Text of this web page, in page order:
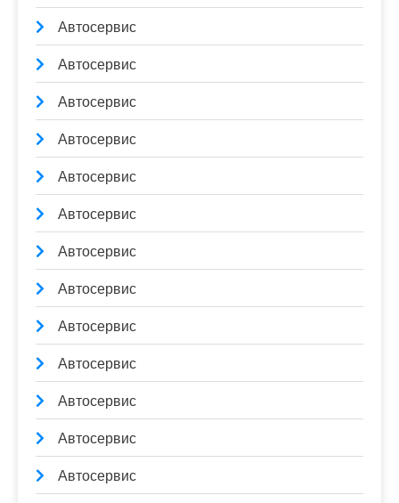
Автосервис
Автосервис
Автосервис
Автосервис
Автосервис
Автосервис
Автосервис
Автосервис
Автосервис
Автосервис
Автосервис
Автосервис
Автосервис